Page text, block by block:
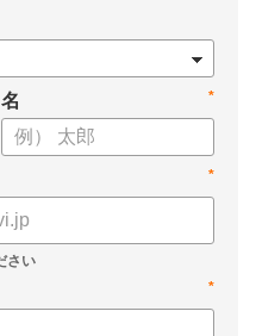
*
名
*
*